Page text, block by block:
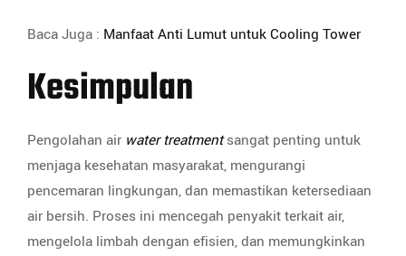
Baca Juga : Manfaat Anti Lumut untuk Cooling Tower
Kesimpulan
Pengolahan air water treatmentsangat penting untuk
menjaga kesehatan masyarakat, mengurangi
pencemaran lingkungan, dan memastikan ketersediaan
air bersih. Proses ini mencegah penyakit terkait air,
mengelola limbah dengan efisien, dan memungkinkan